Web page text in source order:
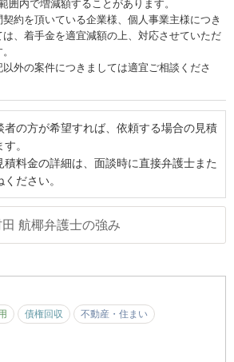
囲内で増減額することがあります。
契約を頂いている企業様、個人事業主様につき
は、着手金を適宜減額の上、対応させていただ
以外の案件につきましては適宜ご相談くださ
者の方が希望すれば、依頼する場合の見積
。
積料金の詳細は、面談時に直接弁護士また
ださい。
田 航椰弁護士の強み
債権回収
不動産・住まい